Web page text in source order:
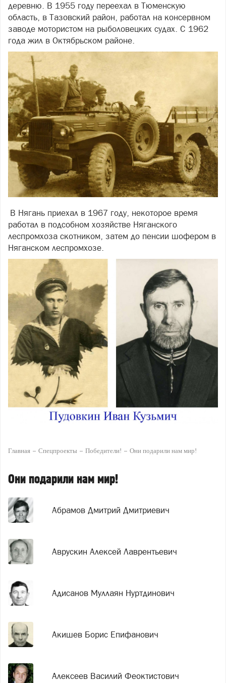
деревню. В 1955 году переехал в Тюменскую
область, в Тазовский район, работал на консервном
заводе мотористом на рыболовецких судах. С 1962
года жил в Октябрьском районе.
В Нягань приехал в 1967 году, некоторое время
работал в подсобном хозяйстве Няганского
леспромхоза скотником, затем до пенсии шофером в
Няганском леспромхозе.
Главная Спецпроекты Победители! Они подарили нам мир!
Они подарили нам мир!
Абрамов Дмитрий Дмитриевич
Аврускин Алексей Лаврентьевич
Адисанов Муллаян Нуртдинович
Акишев Борис Епифанович
Алексеев Василий Феоктистович